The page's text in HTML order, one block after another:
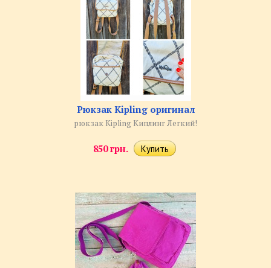
Рюкзак Kipling оригинал
рюкзак Kipling Киплинг Легкий!
850 грн.